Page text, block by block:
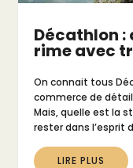
Décathlon :
rime avec
On connait tous
commerce de
Mais, quelle est la
rester dans l’esprit
LIRE PLUS